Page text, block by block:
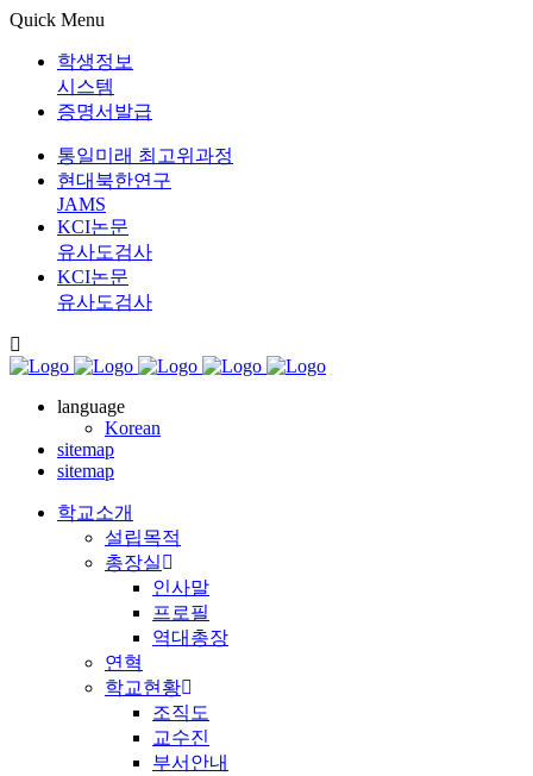
Quick Menu
학생정보
시스템
증명서발급
통일미래 최고위과정
현대북한연구
JAMS
KCI논문
유사도검사
KCI논문
유사도검사
language
Korean
sitemap
sitemap
학교소개
설립목적
총장실
인사말
프로필
역대총장
연혁
학교현황
조직도
교수진
부서안내